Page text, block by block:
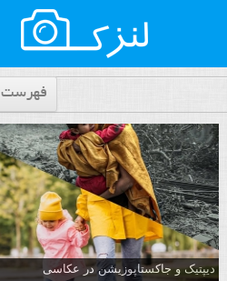
فهرست
دیپتیک و جاکستا‌پوزیشن در عکاسی